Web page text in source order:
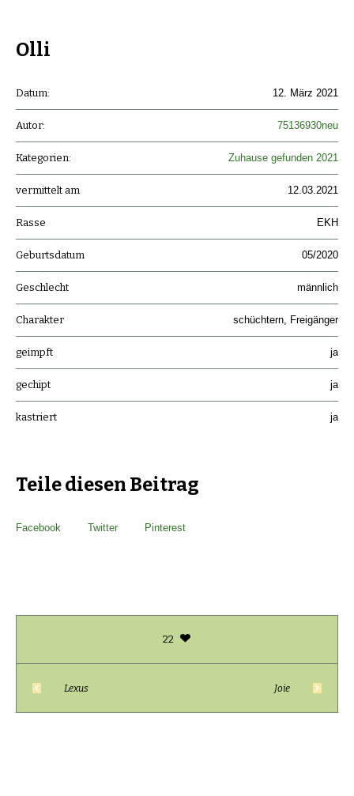
Olli
Datum: 12. März 2021
Autor: 75136930neu
Kategorien: Zuhause gefunden 2021
vermittelt am 12.03.2021
Rasse EKH
Geburtsdatum 05/2020
Geschlecht männlich
Charakter schüchtern, Freigänger
geimpft ja
gechipt ja
kastriert ja
Teile diesen Beitrag
Facebook Twitter Pinterest
22
Lexus Joie